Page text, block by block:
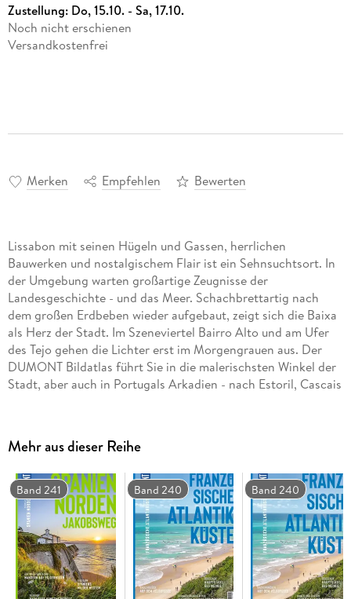
Zustellung: Do, 15.10. - Sa, 17.10.
Noch nicht erschienen
Versandkostenfrei
Merken Empfehlen Bewerten
Lissabon mit seinen Hügeln und Gassen, herrlichen
Bauwerken und nostalgischem Flair ist ein Sehnsuchtsort. In
der Umgebung warten großartige Zeugnisse der
Landesgeschichte - und das Meer. Schachbrettartig nach
dem großen Erdbeben wieder aufgebaut, zeigt sich die Baixa
als Herz der Stadt. Im Szeneviertel Bairro Alto und am Ufer
des Tejo gehen die Lichter erst im Morgengrauen aus. Der
DUMONT Bildatlas führt Sie in die malerischsten Winkel der
Stadt, aber auch in Portugals Arkadien - nach Estoril, Cascais
Das Beste erleben: die Top-Ziele und Ideen, die wir für Ihre
Reise in die Heimat des Fado zusammengetragen haben
Unsere Favoriten: die besten Läden und Märkte Lissabons,
Petiscos-Bars und die schönsten stadtnahen Strände
Ja natürlich: Tipps für nachhaltiges Reisen in der Heimat
des Fado
Mehr aus dieser Reihe
Band 241 Band 240 Band 240